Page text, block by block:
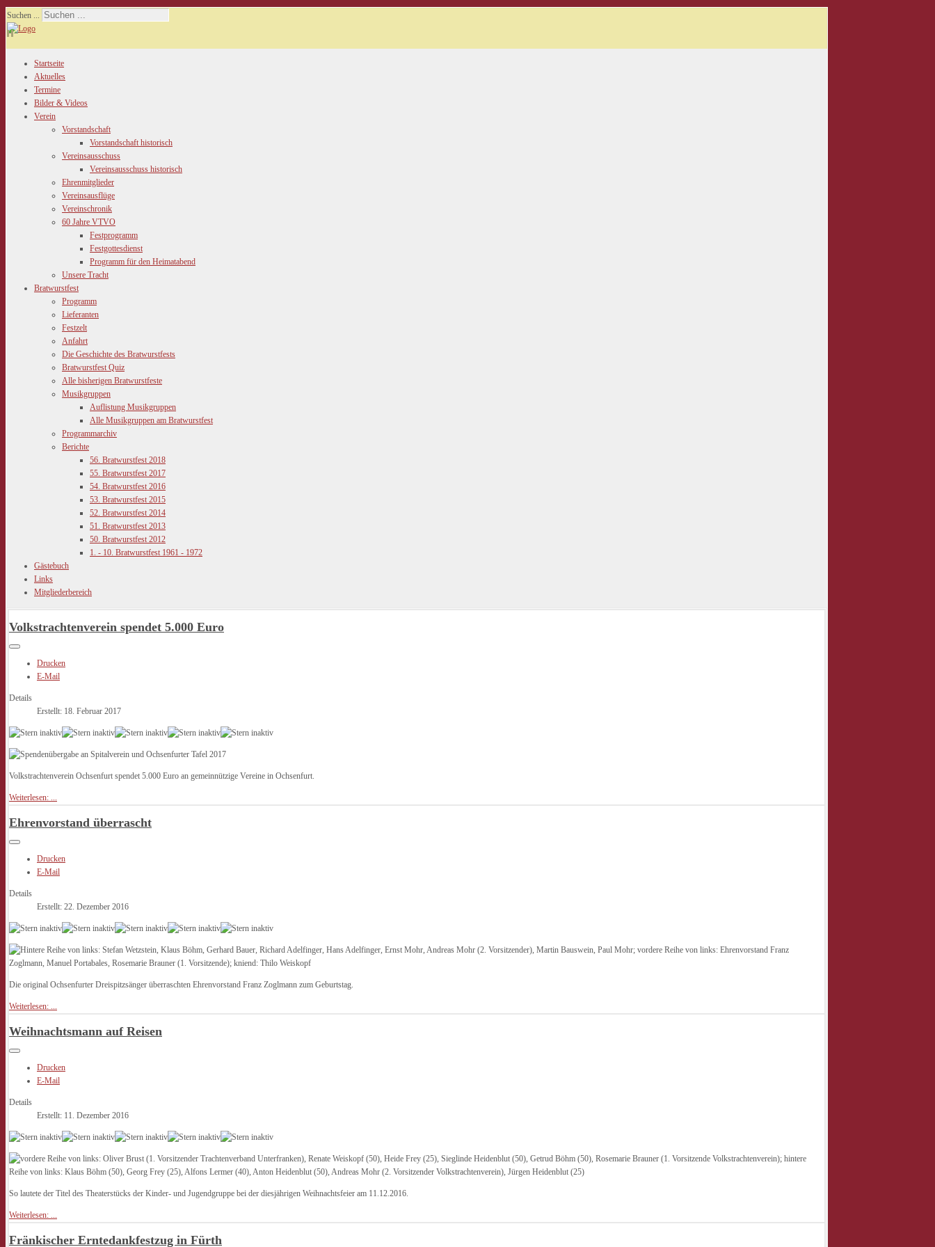
Suchen ...
Startseite
Aktuelles
Termine
Bilder & Videos
Verein
Vorstandschaft
Vorstandschaft historisch
Vereinsausschuss
Vereinsausschuss historisch
Ehrenmitglieder
Vereinsausflüge
Vereinschronik
60 Jahre VTVO
Festprogramm
Festgottesdienst
Programm für den Heimatabend
Unsere Tracht
Bratwurstfest
Programm
Lieferanten
Festzelt
Anfahrt
Die Geschichte des Bratwurstfests
Bratwurstfest Quiz
Alle bisherigen Bratwurstfeste
Musikgruppen
Auflistung Musikgruppen
Alle Musikgruppen am Bratwurstfest
Programmarchiv
Berichte
56. Bratwurstfest 2018
55. Bratwurstfest 2017
54. Bratwurstfest 2016
53. Bratwurstfest 2015
52. Bratwurstfest 2014
51. Bratwurstfest 2013
50. Bratwurstfest 2012
1. - 10. Bratwurstfest 1961 - 1972
Gästebuch
Links
Mitgliederbereich
Volkstrachtenverein spendet 5.000 Euro
Drucken
E-Mail
Details
Erstellt: 18. Februar 2017
Volkstrachtenverein Ochsenfurt spendet 5.000 Euro an gemeinnützige Vereine in Ochsenfurt.
Weiterlesen: ...
Ehrenvorstand überrascht
Drucken
E-Mail
Details
Erstellt: 22. Dezember 2016
Die original Ochsenfurter Dreispitzsänger überraschten Ehrenvorstand Franz Zoglmann zum Geburtstag.
Weiterlesen: ...
Weihnachtsmann auf Reisen
Drucken
E-Mail
Details
Erstellt: 11. Dezember 2016
So lautete der Titel des Theaterstücks der Kinder- und Jugendgruppe bei der diesjährigen Weihnachtsfeier am 11.12.2016.
Weiterlesen: ...
Fränkischer Erntedankfestzug in Fürth